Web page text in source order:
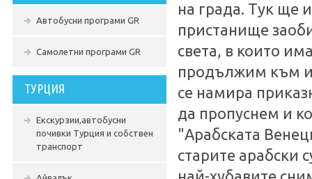
Автобусни програми GR
Самолетни програми GR
ТУРЦИЯ
Екскурзии,автобусни
почивки Турция и собствен
транспорт
на града. Тук ще
пристанище
света, в които
продължим към
се намира
да пропуснем и
"Арабската
старите арабски